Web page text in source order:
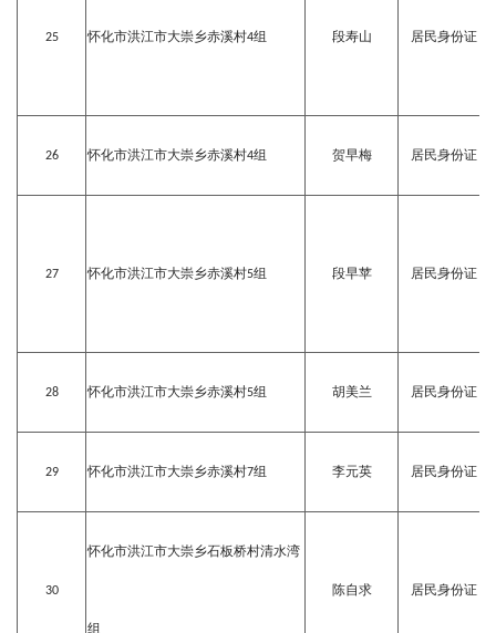
25 怀化市洪江市大崇乡赤溪村4组 段寿山 居民身份证
26 怀化市洪江市大崇乡赤溪村4组 贺早梅 居民身份证
27 怀化市洪江市大崇乡赤溪村5组 段早苹 居民身份证
28 怀化市洪江市大崇乡赤溪村5组 胡美兰 居民身份证
29 怀化市洪江市大崇乡赤溪村7组 李元英 居民身份证
30
怀化市洪江市大崇乡石板桥村清水湾
组
陈自求 居民身份证